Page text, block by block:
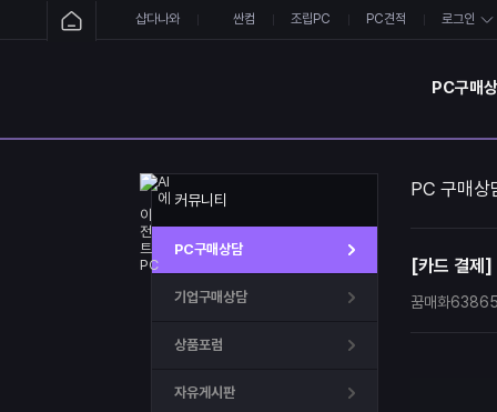
샵다나와 싼컴 조립PC PC견적 로그인
PC구매
커뮤니티
PC구매상담
기업구매상담
상품포럼
자유게시판
PC 구매상
[카드 결제]
꿈매화